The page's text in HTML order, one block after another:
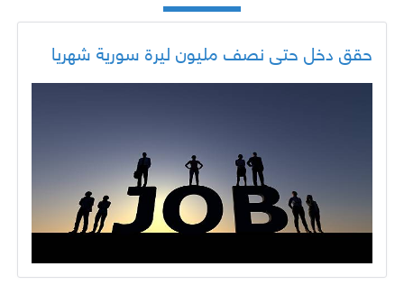
حقق دخل حتى نصف مليون ليرة سورية شهريا